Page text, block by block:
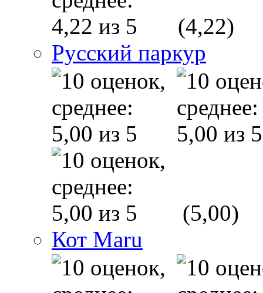
(4,22)
Русский паркур
(5,00)
Кот Maru